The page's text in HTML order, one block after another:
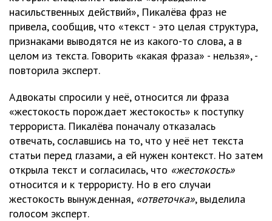
насильственных действий», Пикалёва фраз не
привела, сообщив, что «текст - это целая структура,
признаками выводятся не из какого-то слова, а в
целом из текста. Говорить «какая фраза» - нельзя», -
повторила эксперт.
Адвокаты спросили у неё, относится ли фраза
«жестокость порождает жестокость» к поступку
террориста. Пикалёва поначалу отказалась
отвечать, сославшись на то, что у неё нет текста
статьи перед глазами, а ей нужен контекст. Но затем
открыла текст и согласилась, что «жестокость»
относится и к террористу. Но в его случаи
жестокость вынужденная, «ответочка», выделила
голосом эксперт.